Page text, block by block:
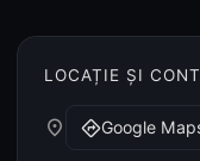
LOCAȚIE ȘI
place directionsGoogle